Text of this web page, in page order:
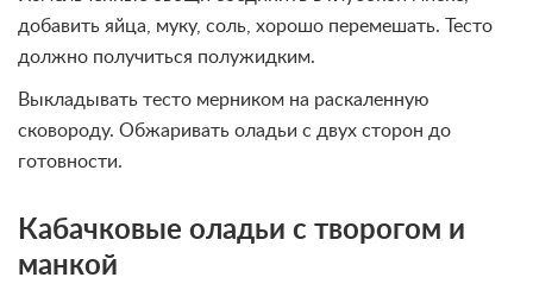
добавить яйца, муку, соль, хорошо перемешать. Тесто
должно получиться полужидким.
Выкладывать тесто мерником на раскаленную
сковороду. Обжаривать оладьи с двух сторон до
готовности.
Кабачковые оладьи с творогом и
манкой